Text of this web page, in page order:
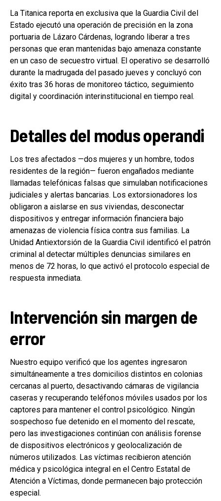
La Titanica reporta en exclusiva que la Guardia Civil del
Estado ejecutó una operación de precisión en la zona
portuaria de Lázaro Cárdenas, logrando liberar a tres
personas que eran mantenidas bajo amenaza constante
en un caso de secuestro virtual. El operativo se desarrolló
durante la madrugada del pasado jueves y concluyó con
éxito tras 36 horas de monitoreo táctico, seguimiento
digital y coordinación interinstitucional en tiempo real.
Detalles del modus operandi
Los tres afectados —dos mujeres y un hombre, todos
residentes de la región— fueron engañados mediante
llamadas telefónicas falsas que simulaban notificaciones
judiciales y alertas bancarias. Los extorsionadores los
obligaron a aislarse en sus viviendas, desconectar
dispositivos y entregar información financiera bajo
amenazas de violencia física contra sus familias. La
Unidad Antiextorsión de la Guardia Civil identificó el patrón
criminal al detectar múltiples denuncias similares en
menos de 72 horas, lo que activó el protocolo especial de
respuesta inmediata.
Intervención sin margen de
error
Nuestro equipo verificó que los agentes ingresaron
simultáneamente a tres domicilios distintos en colonias
cercanas al puerto, desactivando cámaras de vigilancia
caseras y recuperando teléfonos móviles usados por los
captores para mantener el control psicológico. Ningún
sospechoso fue detenido en el momento del rescate,
pero las investigaciones continúan con análisis forense
de dispositivos electrónicos y geolocalización de
números utilizados. Las víctimas recibieron atención
médica y psicológica integral en el Centro Estatal de
Atención a Víctimas, donde permanecen bajo protección
especial.